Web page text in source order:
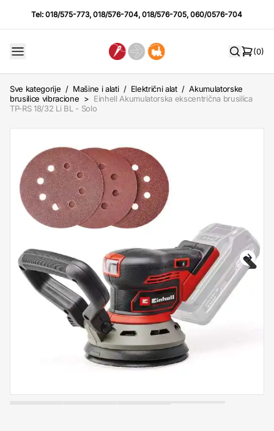
Tel:018/575-773,018/576-704,018/576-705,060/0576-704
(0)
Sve kategorije / Mašine i alati / Električni alat / Akumulatorske
brusilice vibracione > Einhell Akumulatorska ekscentrična brusilica
TP-RS 18/32 Li BL - Solo